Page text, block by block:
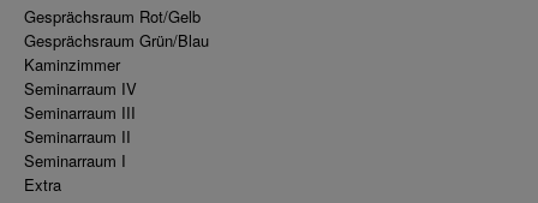
Gesprächsraum Rot/Gelb
Gesprächsraum Grün/Blau
Kaminzimmer
Seminarraum IV
Seminarraum III
Seminarraum II
Seminarraum I
Extra